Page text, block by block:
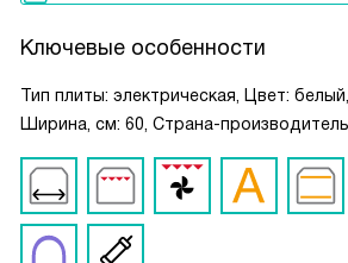
Ключевые особенности
Тип плиты: электрическая, Цвет: белый,
Ширина, см: 60, Страна-